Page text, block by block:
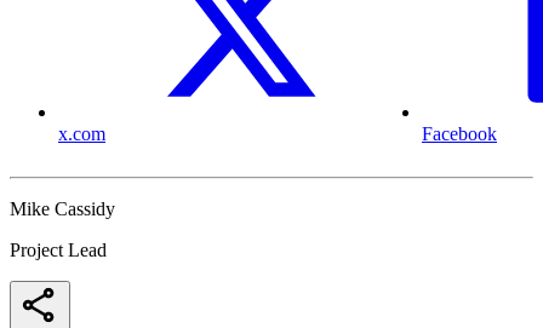
x.com Facebook
Mike Cassidy
Project Lead